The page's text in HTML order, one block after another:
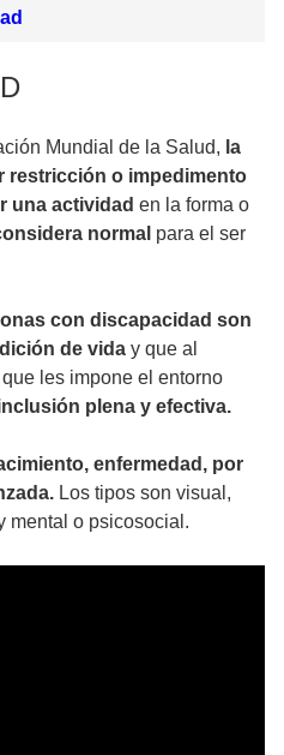
Mundial de la Salud, la
restricción o impedimento
una actividad en la forma o
normal para el ser
con discapacidad son
de vida y que al
les impone el entorno
plena y efectiva.
enfermedad, por
Los tipos son visual,
mental o psicosocial.